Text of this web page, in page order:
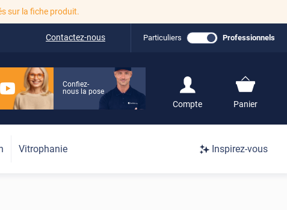
sur la fiche produit.
Contactez-nous Particuliers Professionnels
Confiez-
nous la pose
Compte
S'inscrire / Se
Panier
Vitrophanie Inspirez-vous